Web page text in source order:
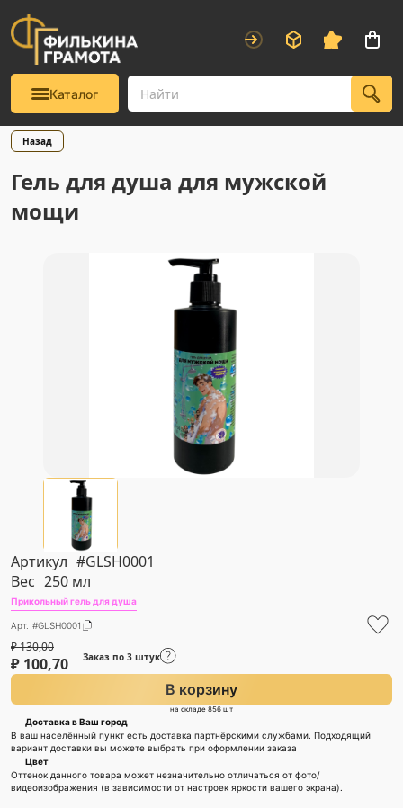
Каталог
Назад
Гель для душа для мужской
мощи
Артикул #GLSH0001
Вес 250 мл
Прикольный гель для душа
Арт. #GLSH0001
₽130,00
₽ 100,70 Заказ по 3 штук
В корзину
на складе 856 шт
Доставка в Ваш город
В ваш населённый пункт есть доставка партнёрскими службами. Подходящий
вариант доставки вы можете выбрать при оформлении заказа
Цвет
Оттенок данного товара может незначительно отличаться от фото/
видеоизображения (в зависимости от настроек яркости вашего экрана).